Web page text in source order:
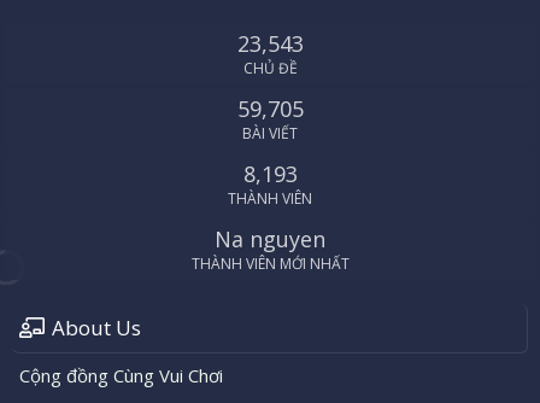
23,543
CHỦ ĐỀ
59,705
BÀI VIẾT
8,193
THÀNH VIÊN
Na nguyen
THÀNH VIÊN MỚI NHẤT
About Us
Cộng đồng Cùng Vui Chơi